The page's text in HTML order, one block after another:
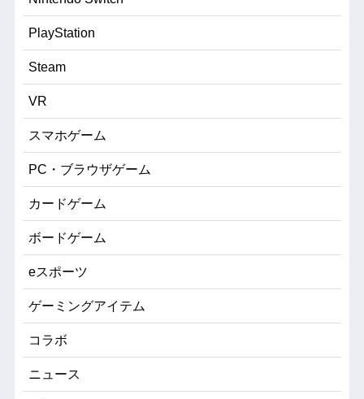
PlayStation
Steam
VR
スマホゲーム
PC・ブラウザゲーム
カードゲーム
ボードゲーム
eスポーツ
ゲーミングアイテム
コラボ
ニュース